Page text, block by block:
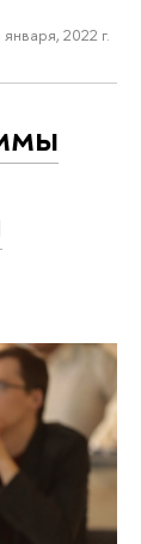
января, 2022 г.